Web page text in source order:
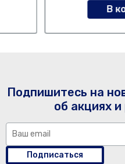
В
Подпишитесь на
об акциях
Подписаться